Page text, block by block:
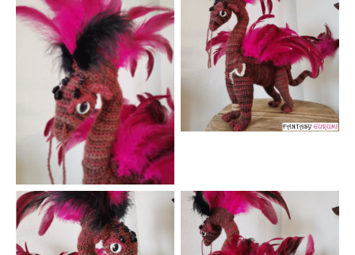
Aucune légende
Aucune légende